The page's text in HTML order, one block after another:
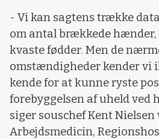
- Vi kan sagtens trække
om antal brækkede
kvaste fødder. Men de
omstændigheder kender vi
kende for at kunne ryste
forebyggelsen af uheld ved
siger souschef Kent Nielsen
Arbejdsmedicin,